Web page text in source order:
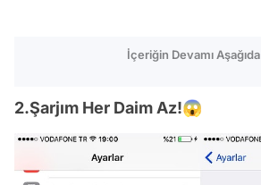
İçeriğin Devamı Aşağıda
2.Şarjım Her Daim Az!😱